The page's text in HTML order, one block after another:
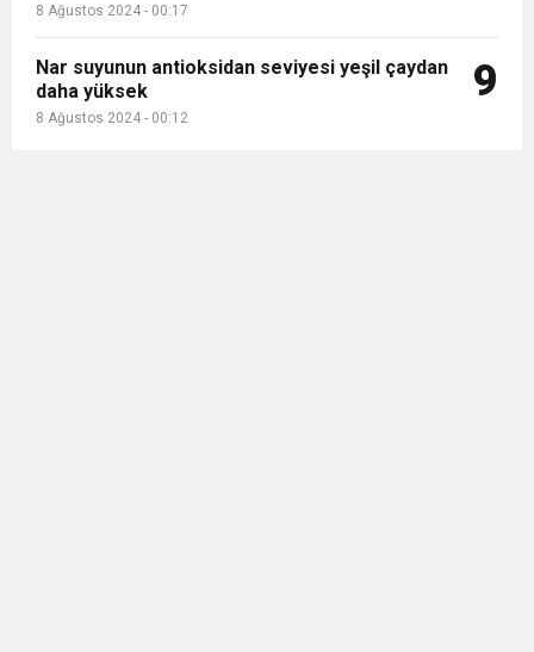
8 Ağustos 2024 - 00:17
Nar suyunun antioksidan seviyesi yeşil çaydan
daha yüksek
8 Ağustos 2024 - 00:12
9